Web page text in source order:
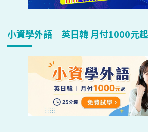
小資學外語｜英日韓 月付1000元起